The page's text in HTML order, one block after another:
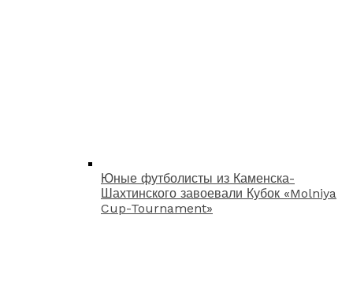
Юные футболисты из Каменска-
Шахтинского завоевали Кубок «Molniya
Cup-Tournament»